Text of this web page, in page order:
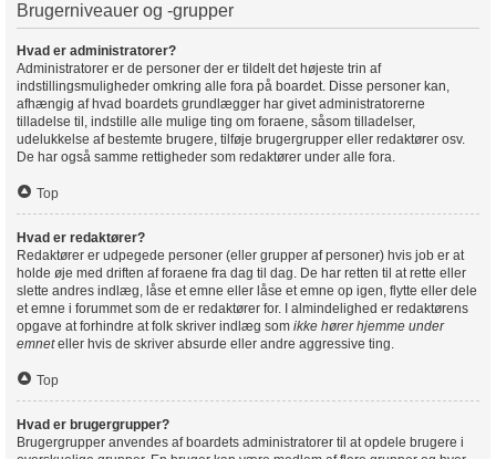
Brugerniveauer og -grupper
Hvad er administratorer?
Administratorer er de personer der er tildelt det højeste trin af
indstillingsmuligheder omkring alle fora på boardet. Disse personer kan,
afhængig af hvad boardets grundlægger har givet administratorerne
tilladelse til, indstille alle mulige ting om foraene, såsom tilladelser,
udelukkelse af bestemte brugere, tilføje brugergrupper eller redaktører osv.
De har også samme rettigheder som redaktører under alle fora.
Top
Hvad er redaktører?
Redaktører er udpegede personer (eller grupper af personer) hvis job er at
holde øje med driften af foraene fra dag til dag. De har retten til at rette eller
slette andres indlæg, låse et emne eller låse et emne op igen, flytte eller dele
et emne i forummet som de er redaktører for. I almindelighed er redaktørens
opgave at forhindre at folk skriver indlæg som ikke hører hjemme under
emneteller hvis de skriver absurde eller andre aggressive ting.
Top
Hvad er brugergrupper?
Brugergrupper anvendes af boardets administratorer til at opdele brugere i